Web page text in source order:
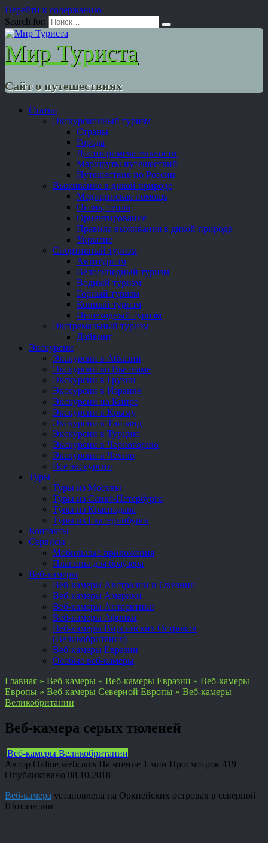
Перейти к содержанию
Search for:
Мир Туриста
Сайт о путешествиях
Статьи
Экскурсионный туризм
Страны
Города
Достопримечательности
Маршруты путешествий
Путешествия по России
Выживание в дикой природе
Медицинская помощь
Огонь, тепло
Ориентирование
Правила выживания в дикой природе
Укрытие
Спортивный туризм
Автотуризм
Велосипедный туризм
Водный туризм
Горный туризм
Конный туризм
Пешеходный туризм
Экстремальный туризм
Дайвинг
Экскурсии
Экскурсии в Абхазии
Экскурсии во Вьетнаме
Экскурсии в Грузии
Экскурсии в Израиле
Экскурсии на Кипре
Экскурсии в Крыму
Экскурсии в Таиланд
Экскурсии в Турцию
Экскурсии в Черногорию
Экскурсии в Чехию
Все экскурсии
Туры
Туры из Москвы
Туры из Санкт-Петербурга
Туры из Краснодара
Туры из Екатеринбурга
Контакты
Сервисы
Мобильные приложения
Плагины для браузера
Веб-камеры
Веб-камеры Австралии и Океании
Веб-камеры Америки
Веб-камеры Антарктики
Веб-камеры Африки
Веб-камеры Виргинских Островов
(Великобритания)
Веб-камеры Евразии
Особые веб-камеры
Главная » Веб-камеры » Веб-камеры Евразии » Веб-камеры
Европы » Веб-камеры Северной Европы » Веб-камеры
Великобритании
Веб-камера серых тюленей
Веб-камеры Великобритании
Автор Online.webcams На чтение 1 мин Просмотров 419
Опубликовано 08.10.2018
Веб-камера установлена на Оркнейских островах в северной
Шотландии